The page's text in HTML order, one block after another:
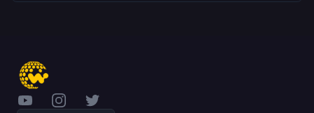
YouTubeInstagramTwitter